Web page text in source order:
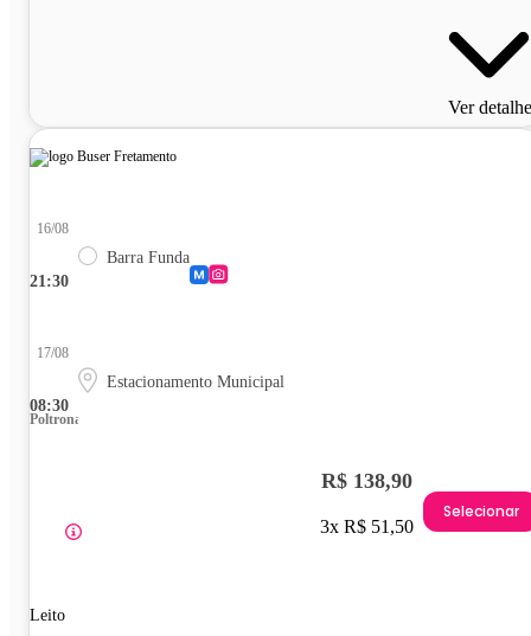
Ver
21:30
16/08
Barra Funda
08:30
17/08
Estacionamento Municipal
Poltrona
Leito
R$ 138,90
3x R$ 51,50
Selecionar